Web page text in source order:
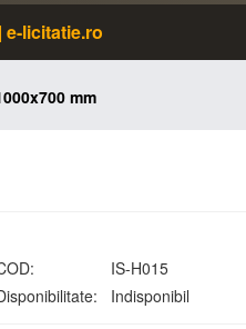
e-licitatie.ro
mm
IS-H015
Indisponibil